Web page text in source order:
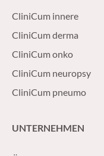
CliniCum innere
CliniCum derma
CliniCum onko
CliniCum neuropsy
CliniCum pneumo
UNTERNEHMEN